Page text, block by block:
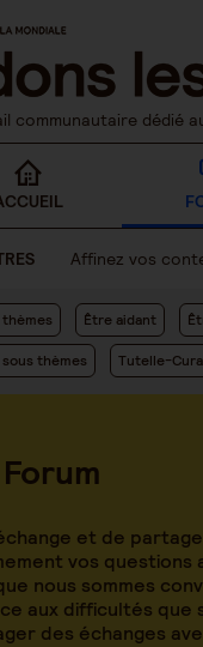
communautaire dédié
Affinez vos
Être aidant
thèmes Tutelle-
Forum
et de
vos
nous sommes
aux difficultés que
des échanges